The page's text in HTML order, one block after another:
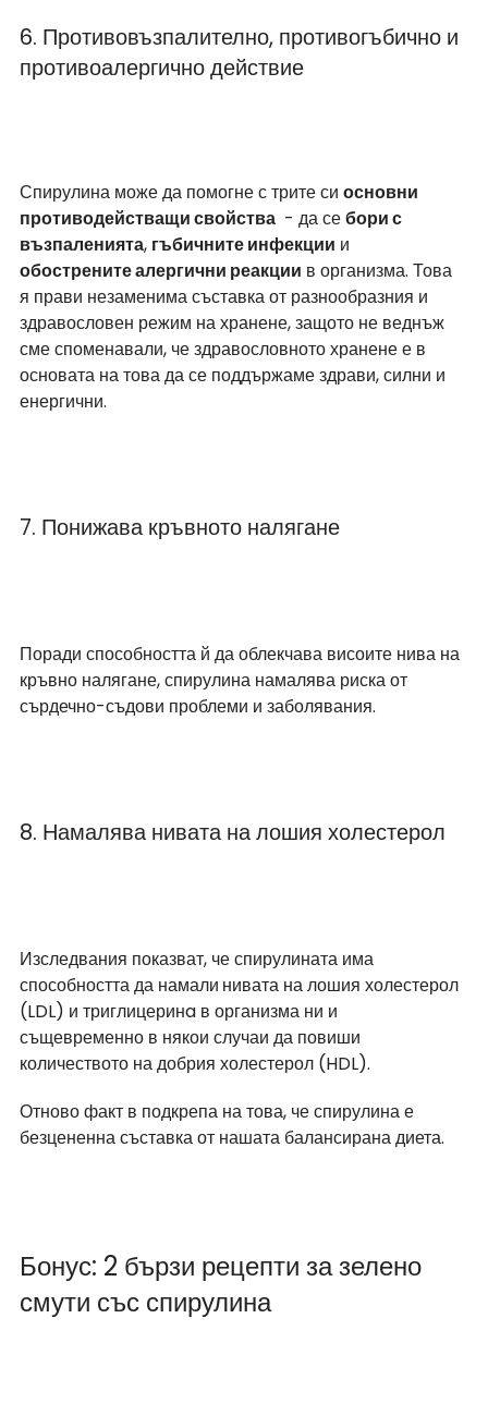
6. Противовъзпалително, противогъбично и
противоалергично действие
Спирулина може да помогне с трите си основни
противодействащи свойства - да се бори с
възпаленията, гъбичните инфекции и
обострените алергични реакции в организма. Това
я прави незаменима съставка от разнообразния и
здравословен режим на хранене, защото не веднъж
сме споменавали, че здравословното хранене е в
основата на това да се поддържаме здрави, силни и
енергични.
7. Понижава кръвното налягане
Поради способността й да облекчава висоите нива на
кръвно налягане, спирулина намалява риска от
сърдечно-съдови проблеми и заболявания.
8. Намалява нивата на лошия холестерол
Изследвания показват, че спирулината има
способността да намали нивата на лошия холестерол
(LDL) и триглицеринa в организма ни и
същевременно в някои случаи да повиши
количеството на добрия холестерол (HDL).
Отново факт в подкрепа на това, че спирулина е
безцененна съставка от нашата балансирана диета.
Бонус: 2 бързи рецепти за зелено
смути със спирулина